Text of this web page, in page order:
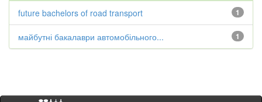
1
future bachelors of road transport
1
майбутні бакалаври автомобільного...